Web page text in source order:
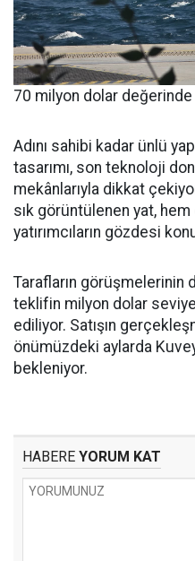
70 milyon dolar
Adını sahibi kadar ünlü
tasarımı, son teknoloji
mekânlarıyla dikkat
sık görüntülenen yat,
yatırımcıların gözdesi
Tarafların görüşmelerinin
teklifin milyon dolar
ediliyor. Satışın
önümüzdeki aylarda
bekleniyor.
HABERE YORUM KAT